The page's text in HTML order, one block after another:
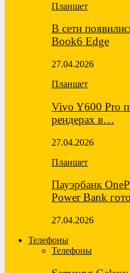
Планшет
В сети
Book6 Edge
27.04.2026
Планшет
Vivo Y600 Pro
рендерах в…
27.04.2026
Планшет
Пауэрбанк
Power Bank
27.04.2026
Телефоны
Телефоны